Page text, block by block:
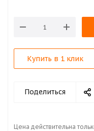
Купить в 1 клик
Поделиться
Цена действительна